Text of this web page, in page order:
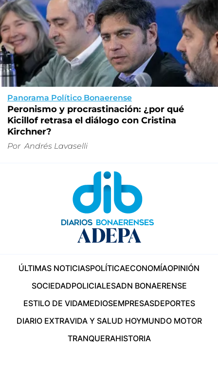
Panorama Político Bonaerense
Peronismo y procrastinación: ¿por qué
Kicillof retrasa el diálogo con Cristina
Kirchner?
Por Andrés Lavaselli
ÚLTIMAS NOTICIASPOLÍTICAECONOMÍAOPINIÓN
SOCIEDADPOLICIALESADN BONAERENSE
ESTILO DE VIDAMEDIOSEMPRESASDEPORTES
DIARIO EXTRAVIDA Y SALUD HOYMUNDO MOTOR
TRANQUERAHISTORIA